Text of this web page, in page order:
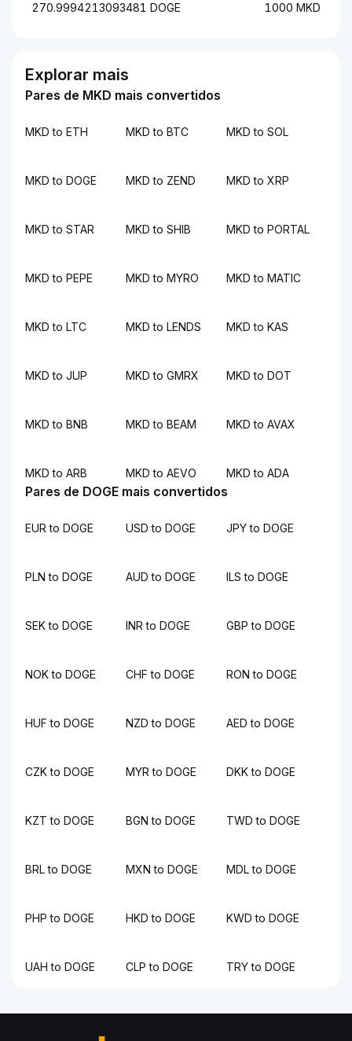
270.9994213093481 DOGE 1000 MKD
Explorar mais
Pares de MKD mais convertidos
MKD to ETH MKD to BTC MKD to SOL
MKD to DOGE MKD to ZEND MKD to XRP
MKD to STAR MKD to SHIB MKD to PORTAL
MKD to PEPE MKD to MYRO MKD to MATIC
MKD to LTC MKD to LENDS MKD to KAS
MKD to JUP MKD to GMRX MKD to DOT
MKD to BNB MKD to BEAM MKD to AVAX
MKD to ARB MKD to AEVO MKD to ADA
Pares de DOGE mais convertidos
EUR to DOGE USD to DOGE JPY to DOGE
PLN to DOGE AUD to DOGE ILS to DOGE
SEK to DOGE INR to DOGE GBP to DOGE
NOK to DOGE CHF to DOGE RON to DOGE
HUF to DOGE NZD to DOGE AED to DOGE
CZK to DOGE MYR to DOGE DKK to DOGE
KZT to DOGE BGN to DOGE TWD to DOGE
BRL to DOGE MXN to DOGE MDL to DOGE
PHP to DOGE HKD to DOGE KWD to DOGE
UAH to DOGE CLP to DOGE TRY to DOGE